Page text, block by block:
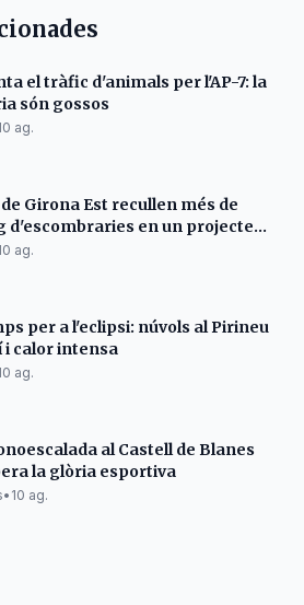
el tràfic d'animals per l'AP-7: la
són gossos
ag.
de Girona Est recullen més de
d'escombraries en un projecte
ag.
per a l'eclipsi: núvols al Pirineu
i calor intensa
ag.
al Castell de Blanes
la glòria esportiva
• 10 ag.